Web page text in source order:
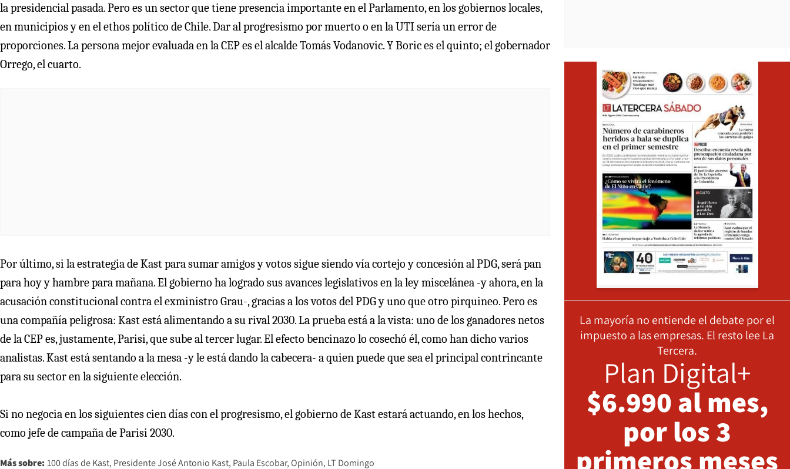
la presidencial pasada. Pero es un sector que tiene presencia importante en el Parlamento, en los gobiernos locales,
en municipios y en el ethos político de Chile. Dar al progresismo por muerto o en la UTI sería un error de
proporciones. La persona mejor evaluada en la CEP es el alcalde Tomás Vodanovic. Y Boric es el quinto; el gobernador
Orrego, el cuarto.
Por último, si la estrategia de Kast para sumar amigos y votos sigue siendo vía cortejo y concesión al PDG, será pan
para hoy y hambre para mañana. El gobierno ha logrado sus avances legislativos en la ley miscelánea -y ahora, en la
acusación constitucional contra el exministro Grau-, gracias a los votos del PDG y uno que otro pirquineo. Pero es
una compañía peligrosa: Kast está alimentando a su rival 2030. La prueba está a la vista: uno de los ganadores netos
de la CEP es, justamente, Parisi, que sube al tercer lugar. El efecto bencinazo lo cosechó él, como han dicho varios
analistas. Kast está sentando a la mesa -y le está dando la cabecera- a quien puede que sea el principal contrincante
para su sector en la siguiente elección.
Si no negocia en los siguientes cien días con el progresismo, el gobierno de Kast estará actuando, en los hechos,
como jefe de campaña de Parisi 2030.
Más sobre: 100 días de Kast Presidente José Antonio Kast Paula Escobar Opinión LT Domingo
La mayoría no entiende el debate por el
impuesto a las empresas. El resto lee La
Tercera.
Plan Digital+
$6.990 al mes,
por los 3
primeros meses